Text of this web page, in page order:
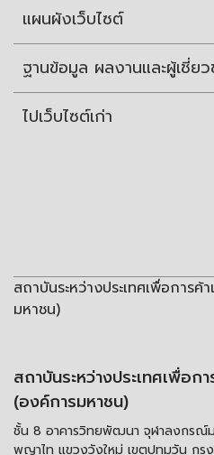
แผนผังเว็บไซต์
ฐานข้อมูล ผลงานและผู้เชี่ย
ไปเว็บไซต์เก่า
สถาบันระหว่างประเทศเพื่อการ
มหาชน)
สถาบันระหว่างประเทศเพื่อก
(องค์การมหาชน)
ชั้น 8 อาคารวิทยพัฒนา จุฬาลงกรณ์
พญาไท แขวงวังใหม่ เขตปทุมวัน กรุ